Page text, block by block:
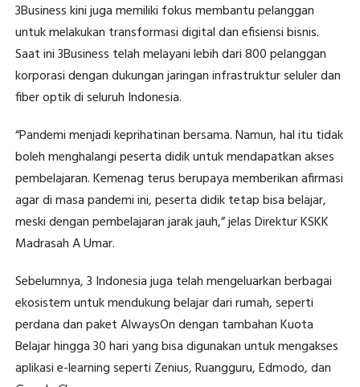
3Business kini juga memiliki fokus membantu pelanggan
untuk melakukan transformasi digital dan efisiensi bisnis.
Saat ini 3Business telah melayani lebih dari 800 pelanggan
korporasi dengan dukungan jaringan infrastruktur seluler dan
fiber optik di seluruh Indonesia.
“Pandemi menjadi keprihatinan bersama. Namun, hal itu tidak
boleh menghalangi peserta didik untuk mendapatkan akses
pembelajaran. Kemenag terus berupaya memberikan afirmasi
agar di masa pandemi ini, peserta didik tetap bisa belajar,
meski dengan pembelajaran jarak jauh,” jelas Direktur KSKK
Madrasah A Umar.
Sebelumnya, 3 Indonesia juga telah mengeluarkan berbagai
ekosistem untuk mendukung belajar dari rumah, seperti
perdana dan paket AlwaysOn dengan tambahan Kuota
Belajar hingga 30 hari yang bisa digunakan untuk mengakses
aplikasi e-learning seperti Zenius, Ruangguru, Edmodo, dan